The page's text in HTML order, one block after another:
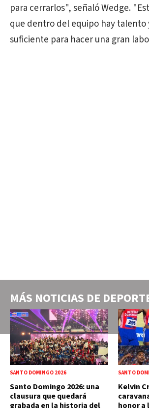
para cerrarlos", señaló Wedge.
que dentro del equipo hay talento
suficiente para hacer una gran
MÁS NOTICIAS DE
SANTO DOMINGO 2026
Santo Domingo 2026: una
clausura que quedará
grabada en la historia del
SANTO
Kelvin
honor a